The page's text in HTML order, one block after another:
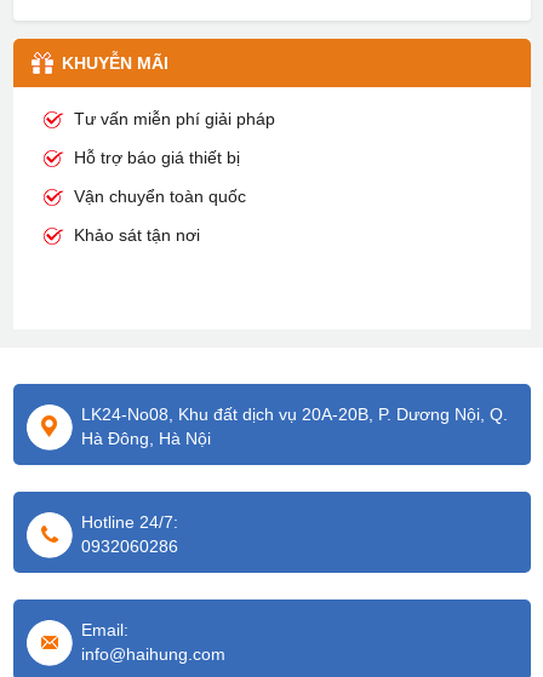
KHUYỄN MÃI
Tư vấn miễn phí giải pháp
Hỗ trợ báo giá thiết bị
Vận chuyển toàn quốc
Khảo sát tận nơi
LK24-No08, Khu đất dịch vụ 20A-20B, P. Dương Nội, Q.
Hà Đông, Hà Nội
Hotline 24/7:
0932060286
Email:
info@haihung.com